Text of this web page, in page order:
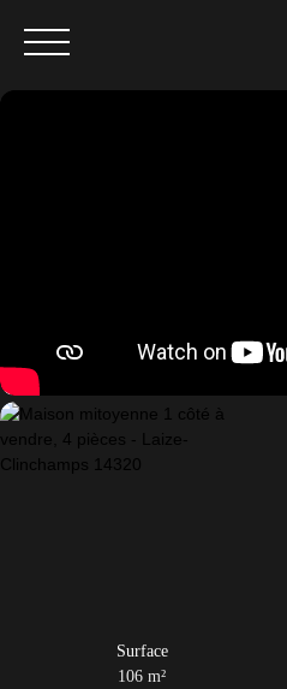
Surface
106m²